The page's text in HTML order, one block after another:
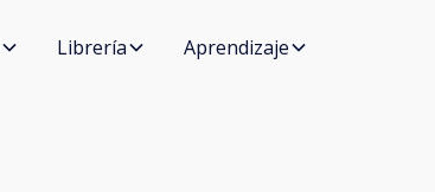
Librería Aprendizaje